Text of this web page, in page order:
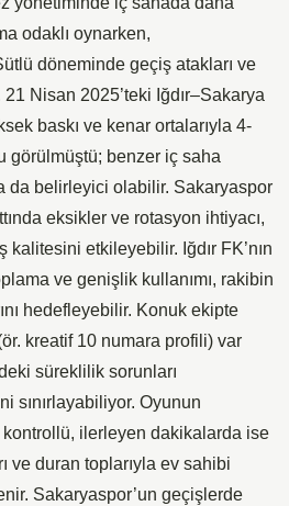
odaklı oynarken,
döneminde geçiş atakları ve
21 Nisan 2025’teki Iğdır–Sakarya
baskı ve kenar ortalarıyla 4-
görülmüştü; benzer iç saha
da belirleyici olabilir. Sakaryaspor
eksikler ve rotasyon ihtiyacı,
kalitesini etkileyebilir. Iğdır FK’nın
ve genişlik kullanımı, rakibin
hedefleyebilir. Konuk ekipte
kreatif 10 numara profili) var
süreklilik sorunları
sınırlayabiliyor. Oyunun
ilerleyen dakikalarda ise
ve duran toplarıyla ev sahibi
Sakaryaspor’un geçişlerde